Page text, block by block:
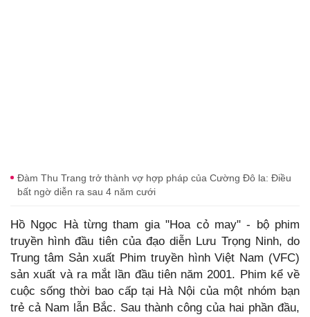
Đàm Thu Trang trở thành vợ hợp pháp của Cường Đô la: Điều
bất ngờ diễn ra sau 4 năm cưới
Hồ Ngọc Hà từng tham gia "Hoa cỏ may" - bộ phim
truyền hình đầu tiên của đạo diễn Lưu Trọng Ninh, do
Trung tâm Sản xuất Phim truyền hình Việt Nam (VFC)
sản xuất và ra mắt lần đầu tiên năm 2001. Phim kể về
cuộc sống thời bao cấp tại Hà Nội của một nhóm bạn
trẻ cả Nam lẫn Bắc. Sau thành công của hai phần đầu,